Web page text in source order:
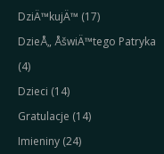
DziÄ™kujÄ™ (17)
DzieÅ„ ÅšwiÄ™tego Patryka
(4)
Dzieci (14)
Gratulacje (14)
Imieniny (24)